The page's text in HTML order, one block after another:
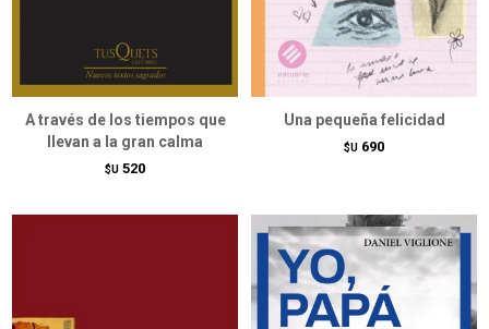
A través de los tiempos que
llevan a la gran calma
$U 520
Una pequeña felicidad
$U 690